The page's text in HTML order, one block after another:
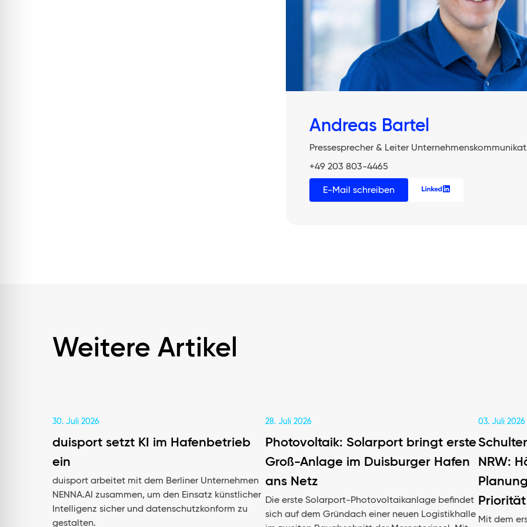
Andreas Bartel
Pressesprecher & Leiter
+49 203 803-4465
E-Mail schreiben
Weitere Artikel
30. Juli 2026
duisport setzt KI im Hafenbetrieb
ein
duisport arbeitet mit dem Berliner Unternehmen
NENNA.AI zusammen, um den Einsatz künstlicher
Intelligenz sicher und datenschutzkonform zu
gestalten.
28. Juli 2026
Photovoltaik: Solarport bringt erste
Groß-Anlage im Duisburger Hafen
ans Netz
Die erste Solarport-Photovoltaikanlage befindet
sich auf dem Gründach einer neuen Logistikhalle
03. Juli 2026
NRW:
Priorität
Mit dem